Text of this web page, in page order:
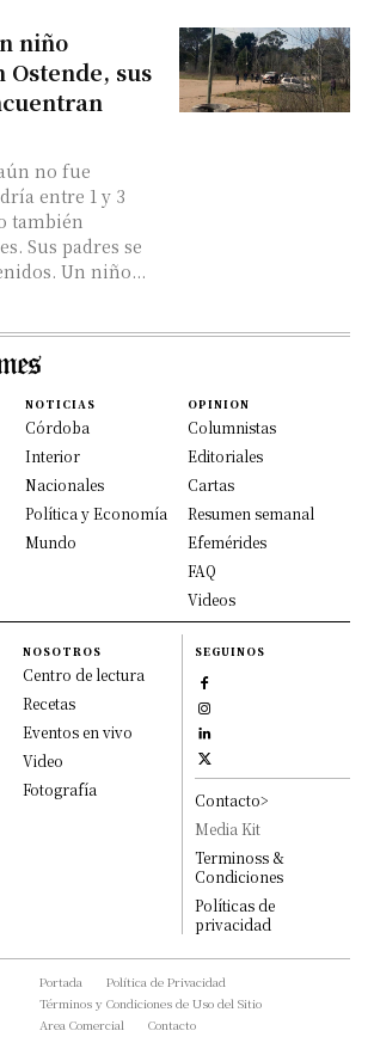
niño
Ostende, sus
no fue
entre 1 y 3
también
Sus padres se
encuentran detenidos. Un niño...
NOTICIAS
Córdoba
Interior
Nacionales
Política y Economía
Mundo
OPINION
Columnistas
Editoriales
Cartas
Resumen semanal
Efemérides
FAQ
Videos
NOSOTROS
Centro de lectura
Recetas
Eventos en vivo
Video
Fotografía
SEGUINOS
Contacto>
Media Kit
Terminoss &
Condiciones
Políticas de
privacidad
Portada
Política de Privacidad
Términos y Condiciones de Uso del Sitio
Area Comercial
Contacto